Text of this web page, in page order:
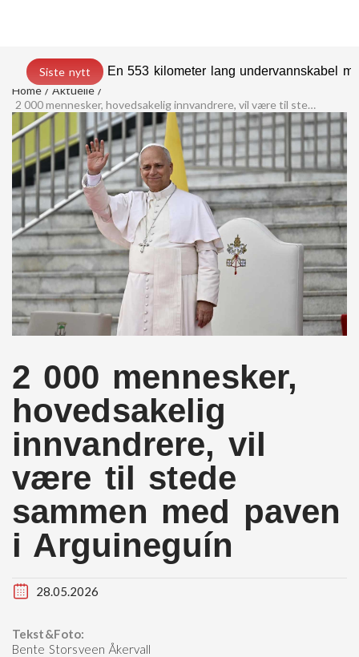
Siste nytt
En 553 kilometer lang undervannskabel
Home
Aktuelle
2 000 mennesker, hovedsakelig innvandrere, vil være til stede sammen med paven i Arguineguín
2 000 mennesker,
hovedsakelig
innvandrere, vil
være til stede
sammen med paven
i Arguineguín
28.05.2026
Tekst&Foto:
Bente Storsveen Åkervall